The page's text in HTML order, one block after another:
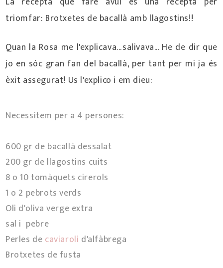
triomfar: Brotxetes de bacallà amb llagostins!!
Quan la Rosa me l'explicava...salivava... He de dir que
jo en sóc gran fan del bacallà, per tant per mi ja és
èxit assegurat! Us l'explico i em dieu:
Necessitem per a 4 persones:
600 gr de bacallà dessalat
200 gr de llagostins cuits
8 o 10 tomàquets cirerols
1 o 2 pebrots verds
Oli d'oliva verge extra
sal i pebre
Perles de caviaroli d'alfàbrega
Brotxetes de fusta